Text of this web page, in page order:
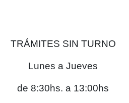
TRÁMITES SIN TURNO
Lunes a Jueves
de 8:30hs. a 13:00hs